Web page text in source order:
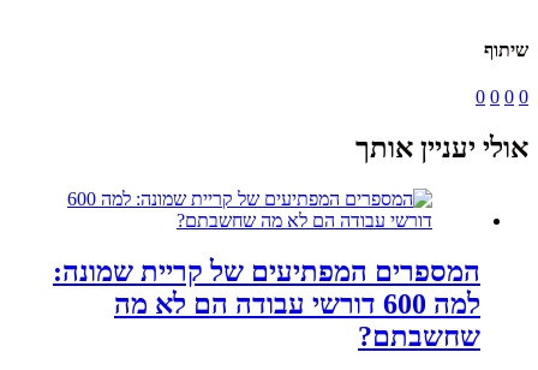
שיתוף
0
0
0
0
אולי יעניין אותך
המספרים המפתיעים של קריית שמונה:
למה 600 דורשי עבודה הם לא מה
שחשבתם?